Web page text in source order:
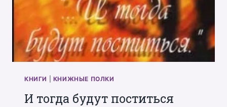
КНИГИ КНИЖНЫЕ ПОЛКИ
И тогда будут поститься